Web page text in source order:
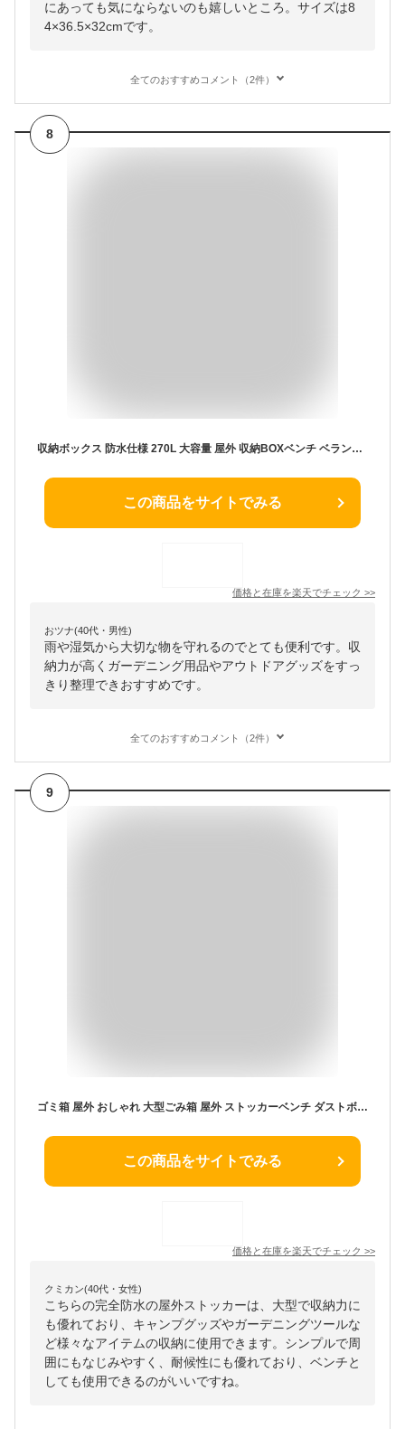
にあっても気にならないのも嬉しいところ。サイズは8
4×36.5×32cmです。
全てのおすすめコメント（2件）
8
収納ボックス 防水仕様 270L 大容量 屋外 収納BOXベンチ ベランダストッカー ゴミ箱 ストッカー 外置き ベランダ アウトドア ガーデニング ブラック
この商品をサイトでみる
価格と在庫を楽天でチェック >>
おツナ(40代・男性)
雨や湿気から大切な物を守れるのでとても便利です。収
納力が高くガーデニング用品やアウトドアグッズをすっ
きり整理できおすすめです。
全てのおすすめコメント（2件）
9
ゴミ箱 屋外 おしゃれ 大型ごみ箱 屋外 ストッカーベンチ ダストボックス大型 ベンチ マルチストレージボックス 屋外 収納 ベンチストッカー 大量収納 庭 玄関 宅配ボックス ゴミ箱大容量 物置 屋内ストッカー ポリ缶 屋外 ベランダ収納 新生活
この商品をサイトでみる
価格と在庫を楽天でチェック >>
クミカン(40代・女性)
こちらの完全防水の屋外ストッカーは、大型で収納力に
も優れており、キャンプグッズやガーデニングツールな
ど様々なアイテムの収納に使用できます。シンプルで周
囲にもなじみやすく、耐候性にも優れており、ベンチと
しても使用できるのがいいですね。